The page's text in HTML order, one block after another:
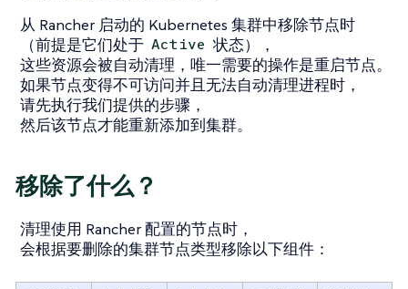
从 Rancher 启动的 Kubernetes 集群中移除节点时
（前提是它们处于 Active 状态），
这些资源会被自动清理，唯一需要的操作是重启节点。
如果节点变得不可访问并且无法自动清理进程时，
请先执行我们提供的步骤，
然后该节点才能重新添加到集群。
移除了什么？
清理使用 Rancher 配置的节点时，
会根据要删除的集群节点类型移除以下组件：